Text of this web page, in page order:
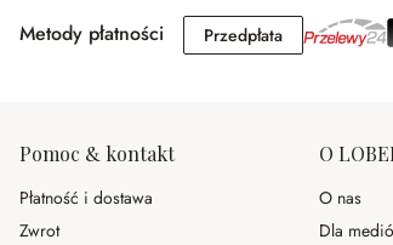
Metody płatności PrzedpłataPrzedpłata
Pomoc & kontakt
Płatność i dostawa
Zwrot
O
O nas
Dla